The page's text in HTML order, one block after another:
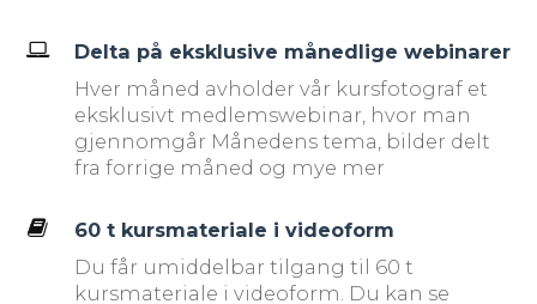
Delta på eksklusive månedlige webinarer
Hver måned avholder vår kursfotograf et
eksklusivt medlemswebinar, hvor man
gjennomgår Månedens tema, bilder delt
fra forrige måned og mye mer
60 t kursmateriale i videoform
Du får umiddelbar tilgang til 60 t
kursmateriale i videoform. Du kan se